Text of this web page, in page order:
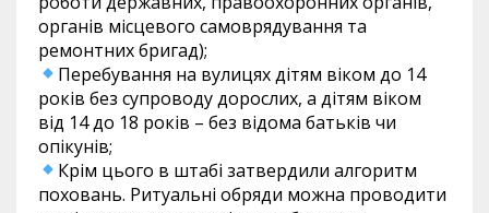
органів місцевого самоврядування та
ремонтних бригад);
Перебування на вулицях дітям віком до 14
років без супроводу дорослих, а дітям віком
від 14 до 18 років – без відома батьків чи
опікунів;
Крім цього в штабі затвердили алгоритм
поховань. Ритуальні обряди можна проводити